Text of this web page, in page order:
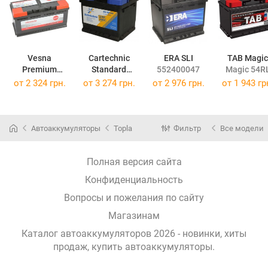
Vesna
Premium
Premium 54RL
Cartechnic
Standard
6CT-52R
ERA SLI
552400047
TAB Magic
Magic
от 2 324 грн. от 3 274 грн. от 2 976 грн. от 1 943
Автоаккумуляторы Topla Фильтр Все модели
Полная версия сайта
Конфиденциальность
Вопросы и пожелания по сайту
Магазинам
Каталог автоаккумуляторов 2026 - новинки, хиты
продаж, купить автоаккумуляторы.